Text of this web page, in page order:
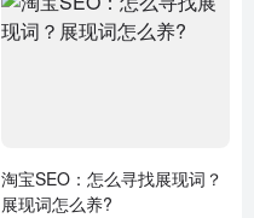
淘宝SEO：怎么寻找展现词？
展现词怎么养?